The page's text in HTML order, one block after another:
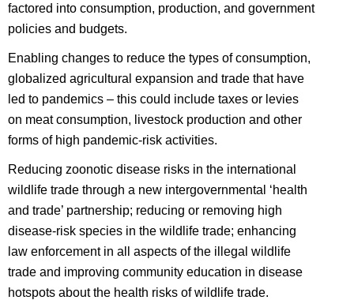
factored into consumption, production, and government
policies and budgets.
Enabling changes to reduce the types of consumption,
globalized agricultural expansion and trade that have
led to pandemics – this could include taxes or levies
on meat consumption, livestock production and other
forms of high pandemic-risk activities.
Reducing zoonotic disease risks in the international
wildlife trade through a new intergovernmental ‘health
and trade’ partnership; reducing or removing high
disease-risk species in the wildlife trade; enhancing
law enforcement in all aspects of the illegal wildlife
trade and improving community education in disease
hotspots about the health risks of wildlife trade.